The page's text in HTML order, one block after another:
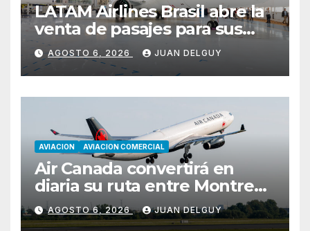
LATAM Airlines Brasil abre la
venta de pasajes para sus
nuevos Embraer E195-E2 y
anuncia la expansión de su
red
AGOSTO 6, 2026 JUAN DELGUY
AVIACION AVIACION COMERCIAL
Air Canada convertirá en
diaria su ruta entre Montreal
y Ciudad de Guatemala
desde octubre
AGOSTO 6, 2026 JUAN DELGUY